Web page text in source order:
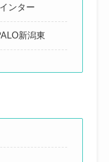
ンター
新潟東